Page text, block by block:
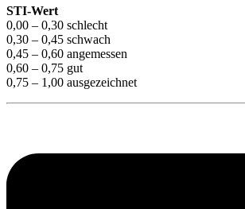
STI-Wert
0,00 – 0,30 schlecht
0,30 – 0,45 schwach
0,45 – 0,60 angemessen
0,60 – 0,75 gut
0,75 – 1,00 ausgezeichnet